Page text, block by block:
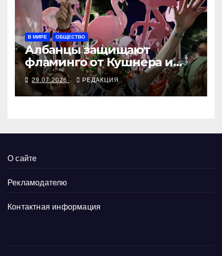
В МИРЕ ОБЩЕСТВО
Албанцы защищают
фламинго от Кушнера и
Рамы
29.07.2026 РЕДАКЦИЯ
О сайте
Рекламодателю
Контактная информация